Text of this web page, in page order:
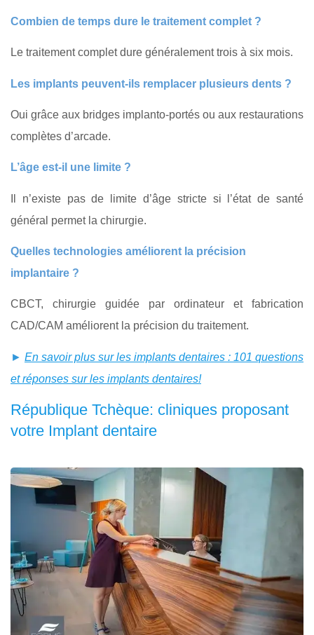
Combien de temps dure le traitement complet ?
Le traitement complet dure généralement trois à six mois.
Les implants peuvent‑ils remplacer plusieurs dents ?
Oui grâce aux bridges implanto‑portés ou aux restaurations
complètes d’arcade.
L’âge est‑il une limite ?
Il n’existe pas de limite d’âge stricte si l’état de santé
général permet la chirurgie.
Quelles technologies améliorent la précision
implantaire ?
CBCT, chirurgie guidée par ordinateur et fabrication
CAD/CAM améliorent la précision du traitement.
► En savoir plus sur les implants dentaires : 101 questions
et réponses sur les implants dentaires!
République Tchèque: cliniques proposant
votre Implant dentaire